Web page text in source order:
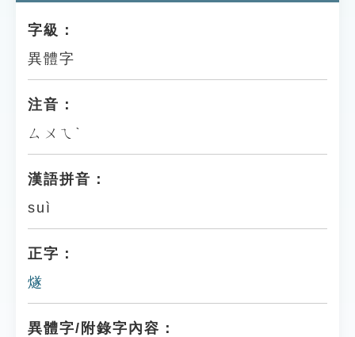
字級：
異體字
注音：
ㄙㄨㄟˋ
漢語拼音：
suì
正字：
燧
異體字/附錄字內容：